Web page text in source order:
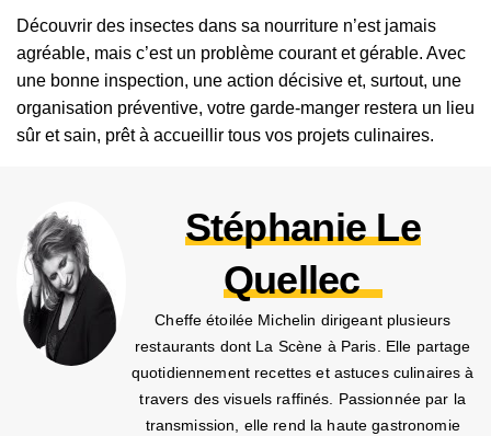
Découvrir des insectes dans sa nourriture n’est jamais
agréable, mais c’est un problème courant et gérable. Avec
une bonne inspection, une action décisive et, surtout, une
organisation préventive, votre garde-manger restera un lieu
sûr et sain, prêt à accueillir tous vos projets culinaires.
Stéphanie Le
Quellec
Cheffe étoilée Michelin dirigeant plusieurs
restaurants dont La Scène à Paris. Elle partage
quotidiennement recettes et astuces culinaires à
travers des visuels raffinés. Passionnée par la
transmission, elle rend la haute gastronomie